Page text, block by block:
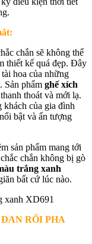
chắn sẽ không thể
thiết kế quá đẹp. Đây
hoa của những
Sản phẩm ghế xích
thoát và mới lạ.
khách của gia đình
bật và ấn tượng
sản phẩm mang tới
chắn không bị gò
trắng xanh
bất cứ lúc nào.
RỐI PHA